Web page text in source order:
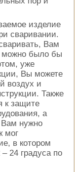
изделие
сваривании.
Вам
можно было бы
уже
Вы можете
воздух и
Также
к защите
а
Вам нужно
мог
в котором
24 градуса по